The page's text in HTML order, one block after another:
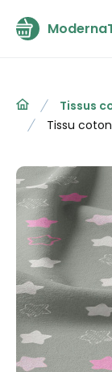
Tissus
Tissu